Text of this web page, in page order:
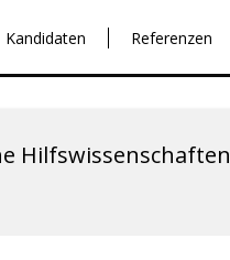
Kandidaten Referenzen
Hilfswissenschaften